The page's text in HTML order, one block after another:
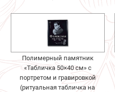
Полимерный памятник
«Табличка 50×40 см» с
портретом и гравировкой
(ритуальная табличка на